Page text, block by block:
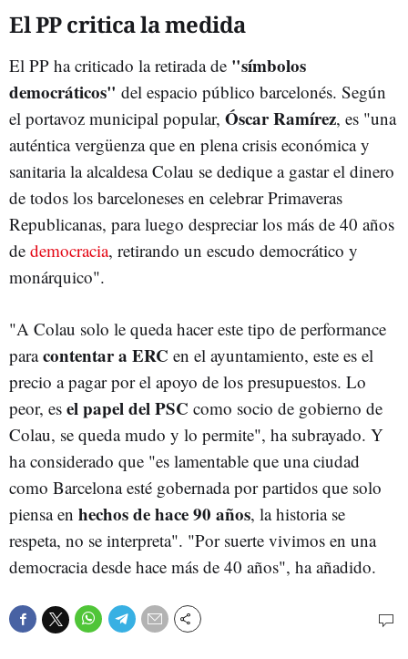
El PP critica la medida
El PP ha criticado la retirada de "símbolos
democráticos" del espacio público barcelonés. Según
el portavoz municipal popular, Óscar Ramírez, es "una
auténtica vergüenza que en plena crisis económica y
sanitaria la alcaldesa Colau se dedique a gastar el dinero
de todos los barceloneses en celebrar Primaveras
Republicanas, para luego despreciar los más de 40 años
de democracia, retirando un escudo democrático y
monárquico".
"A Colau solo le queda hacer este tipo de performance
paracontentar a ERC en el ayuntamiento, este es el
precio a pagar por el apoyo de los presupuestos. Lo
peor, es el papel del PSC como socio de gobierno de
Colau, se queda mudo y lo permite", ha subrayado. Y
ha considerado que "es lamentable que una ciudad
como Barcelona esté gobernada por partidos que solo
piensa en hechos de hace 90 años, la historia se
respeta, no se interpreta". "Por suerte vivimos en una
democracia desde hace más de 40 años", ha añadido.